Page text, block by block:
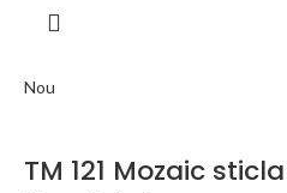
Nou
TM 121 Mozaic sticla